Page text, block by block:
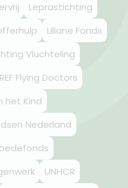
Leprastichting
Liliane Fonds
Vluchteling
Flying Doctors
het Kind
Nederland
UNHCR